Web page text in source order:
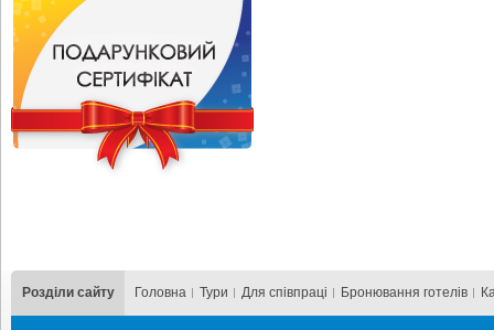
Розділи сайту Головна Тури Для cпівпраці Бронювання готелів